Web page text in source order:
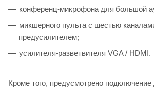
конференц-микрофона для большой
микшерного пульта с шестью
предусилителем;
усилителя-разветвителя VGA / HDMI.
Кроме того, предусмотрено